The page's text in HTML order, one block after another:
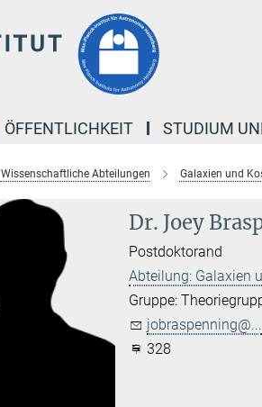
ÖFFENTLICHKEIT STUDIUM
Wissenschaftliche Abteilungen Galaxien und
Dr. Joey
Postdoktorand
Abteilung: Galaxien
Gruppe:
jobraspenning@...
328